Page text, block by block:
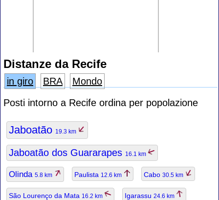
Distanze da Recife
in giro BRA
Mondo
Posti intorno a Recife ordina per popolazione
Jaboatão 19.3 km
Jaboatão dos Guararapes 16.1 km
Olinda 5.8 km Paulista 12.6 km Cabo 30.5 km
São Lourenço da Mata 16.2 km Igarassu 24.6 km